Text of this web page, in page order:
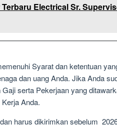
Electrical Sr.
Syarat dan ketentuan
dan uang Anda. Jika Anda
serta Pekerjaan yang
Anda.
harus dikirimkan sebelum